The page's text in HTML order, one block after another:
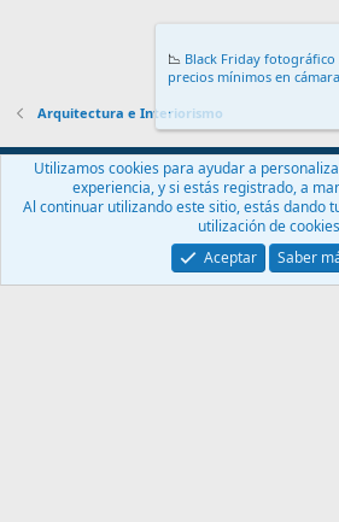
Arquitectura e Interiorismo
Español (ES)
Contáctanos
Términos y reglas Política
Community platform by XenForo® © 2010-2024
📉 Black Friday
precios mínimos en
.
Utilizamos cookies para ayudar a
experiencia, y si estás registrado, a
Al continuar utilizando este sitio, estás dando
utilización de
Aceptar
Saber